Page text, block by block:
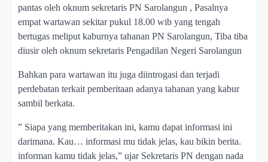
pantas oleh oknum sekretaris PN Sarolangun , Pasalnya
empat wartawan sekitar pukul 18.00 wib yang tengah
bertugas meliput kaburnya tahanan PN Sarolangun, Tiba tiba
diusir oleh oknum sekretaris Pengadilan Negeri Sarolangun
Bahkan para wartawan itu juga diintrogasi dan terjadi
perdebatan terkait pemberitaan adanya tahanan yang kabur
sambil berkata.
” Siapa yang memberitakan ini, kamu dapat informasi ini
darimana. Kau… informasi mu tidak jelas, kau bikin berita.
informan kamu tidak jelas,” ujar Sekretaris PN dengan nada